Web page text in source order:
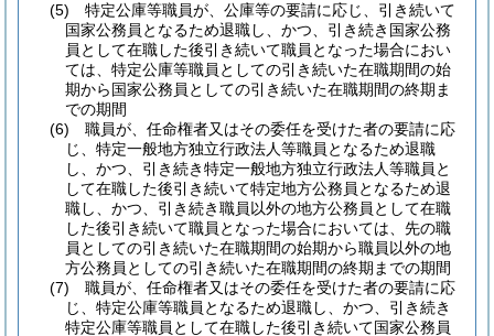
(5)
特定公庫等職員が、公庫等の要請に応じ、引き続いて
国家公務員となるため退職し、かつ、引き続き国家公務
員として在職した後引き続いて職員となった場合におい
ては、特定公庫等職員としての引き続いた在職期間の始
期から国家公務員としての引き続いた在職期間の終期ま
での期間
(6)
職員が、任命権者又はその委任を受けた者の要請に応
じ、特定一般地方独立行政法人等職員となるため退職
し、かつ、引き続き特定一般地方独立行政法人等職員と
して在職した後引き続いて特定地方公務員となるため退
職し、かつ、引き続き職員以外の地方公務員として在職
した後引き続いて職員となった場合においては、先の職
員としての引き続いた在職期間の始期から職員以外の地
方公務員としての引き続いた在職期間の終期までの期間
(7)
職員が、任命権者又はその委任を受けた者の要請に応
じ、特定公庫等職員となるため退職し、かつ、引き続き
特定公庫等職員として在職した後引き続いて国家公務員